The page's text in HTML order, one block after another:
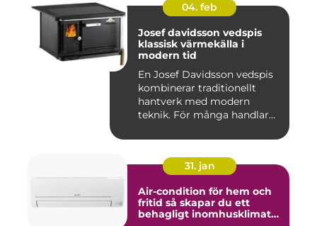
04. feb
Josef davidsson vedspis
klassisk värmekälla i
modern tid
En Josef Davidsson vedspis
kombinerar traditionellt
hantverk med modern
teknik. För många handlar
31. jan
Air-condition för hem och
fritid så skapar du ett
behagligt inomhusklimat